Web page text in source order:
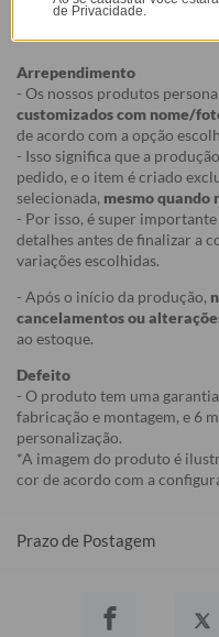
Garantia:
Arrependimento
- Os nossos produtos
customizados com nome/
de acordo com a opção
- Isso significa que a
pedido, e o item é criado
selecionada, mesmo quando
- Por isso, é super
detalhes antes de finalizar a
variações escolhidas.
- Após o início da produção,
cancelamentos ou
ao estoque.
Defeito
- O produto tem uma
fabricação e montagem, e 6
personalização.
*A imagem do produto é
cor de acordo com a
Prazo de Postagem
de Privacidade.